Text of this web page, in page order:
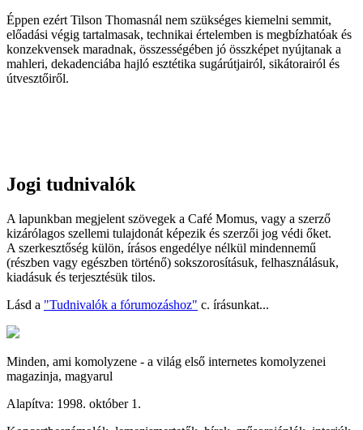
Éppen ezért Tilson Thomasnál nem szükséges kiemelni semmit,
előadási végig tartalmasak, technikai értelemben is megbízhatóak és
konzekvensek maradnak, összességében jó összképet nyújtanak a
mahleri, dekadenciába hajló esztétika sugárútjairól, sikátorairól és
útvesztőiről.
Jogi tudnivalók
A lapunkban megjelent szövegek a Café Momus, vagy a szerző
kizárólagos szellemi tulajdonát képezik és szerzői jog védi őket.
A szerkesztőség külön, írásos engedélye nélkül mindennemű
(részben vagy egészben történő) sokszorosításuk, felhasználásuk,
kiadásuk és terjesztésük tilos.
Lásd a "Tudnivalók a fórumozáshoz" c. írásunkat...
Minden, ami komolyzene - a világ első internetes komolyzenei
magazinja, magyarul
Alapítva: 1998. október 1.